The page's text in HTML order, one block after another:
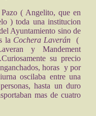
( Angelito, que en
) toda una institucion
Ayuntamiento sino de
la Cochera Laverán (
y Mandement
su precio
horas y por
oscilaba entre una
hasta un duro
mas de cuatro